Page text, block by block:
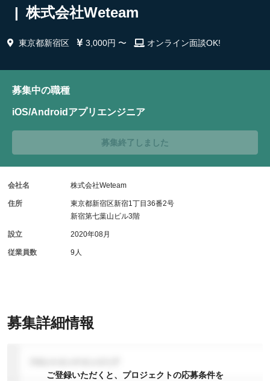
| 株式会社Weteam
東京都新宿区 3,000円 〜 オンライン面談OK!
募集詳細情報
ご登録いただくと、プロジェクトの応募条件を
募集中の職種
iOS/Androidアプリエンジニア
募集終了しました
会社名 株式会社Weteam
住所
東京都新宿区新宿1丁目36番2号
新宿第七葉山ビル3階
設立 2020年08月
従業員数 9人